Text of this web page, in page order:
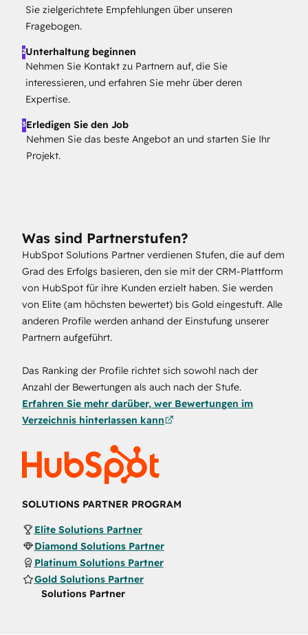
Sie zielgerichtete Empfehlungen über unseren
Fragebogen.
2Unterhaltung beginnen
Nehmen Sie Kontakt zu Partnern auf, die Sie
interessieren, und erfahren Sie mehr über deren
Expertise.
3Erledigen Sie den Job
Nehmen Sie das beste Angebot an und starten Sie Ihr
Projekt.
Was sind Partnerstufen?
HubSpot Solutions Partner verdienen Stufen, die auf dem
Grad des Erfolgs basieren, den sie mit der CRM-Plattform
von HubSpot für ihre Kunden erzielt haben. Sie werden
von Elite (am höchsten bewertet) bis Gold eingestuft. Alle
anderen Profile werden anhand der Einstufung unserer
Partnern aufgeführt.
Das Ranking der Profile richtet sich sowohl nach der
Anzahl der Bewertungen als auch nach der Stufe.
Erfahren Sie mehr darüber, wer Bewertungen im
Verzeichnis hinterlassen kann
SOLUTIONS PARTNER PROGRAM
Elite Solutions Partner
Diamond Solutions Partner
Platinum Solutions Partner
Gold Solutions Partner
Solutions Partner